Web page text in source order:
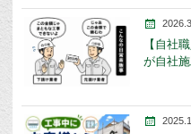
【自社
が自社